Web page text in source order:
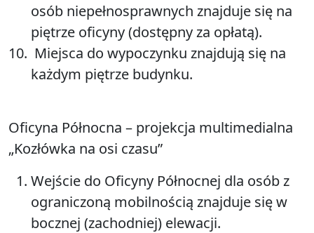
osób niepełnosprawnych znajduje się na
piętrze oficyny (dostępny za opłatą).
Miejsca do wypoczynku znajdują się na
każdym piętrze budynku.
Oficyna Północna – projekcja multimedialna
„Kozłówka na osi czasu”
Wejście do Oficyny Północnej dla osób z
ograniczoną mobilnością znajduje się w
bocznej (zachodniej) elewacji.